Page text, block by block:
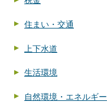
住まい・交通
上下水道
生活環境
自然環境・エネルギー